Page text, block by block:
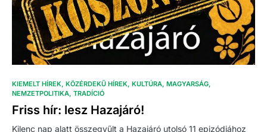
KIEMELT HÍREK KÖZÉRDEKŰ HÍREK KULTÚRA MAGYARSÁG
NEMZETPOLITIKA TRADÍCIÓ
Friss hír: lesz Hazajáró!
Kilenc nap alatt összegyűlt a Hazajáró utolsó 11 epizódjához